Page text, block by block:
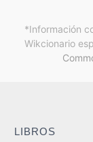
*Información
Wikcionario
LIBROS